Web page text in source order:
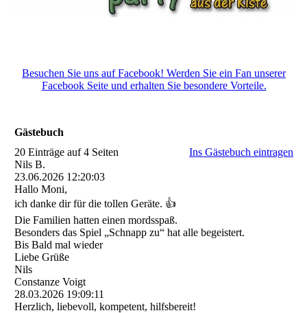
Besuchen Sie uns auf Facebook! Werden Sie ein Fan unserer
Facebook Seite und erhalten Sie besondere Vorteile.
Gästebuch
20 Einträge auf 4 Seiten
Ins Gästebuch eintragen
Nils B.
23.06.2026 12:20:03
Hallo Moni,
ich danke dir für die tollen Geräte. 👍
Die Familien hatten einen mordsspaß.
Besonders das Spiel „Schnapp zu“ hat alle begeistert.
Bis Bald mal wieder
Liebe Grüße
Nils
Constanze Voigt
28.03.2026 19:09:11
Herzlich, liebevoll, kompetent, hilfsbereit!